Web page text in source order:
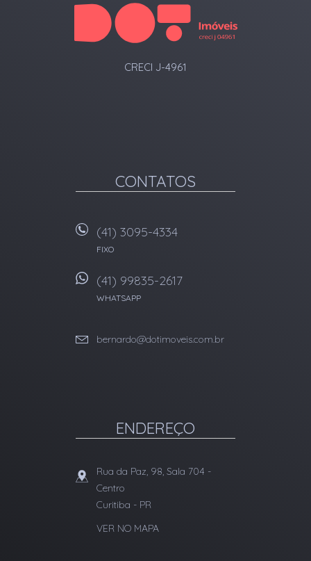
CRECI J-4961
CONTATOS
(41) 3095-4334
FIXO
(41) 99835-2617
WHATSAPP
bernardo@dotimoveis.com.br
ENDEREÇO
Rua da Paz, 98, Sala 704 -
Centro
Curitiba - PR
VER NO MAPA